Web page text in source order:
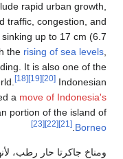
rapid urban growth,
traffic, congestion, and
up to 17 cm (6.7
the rising of sea levels,
It is also one of the
[18] [19] [20] Indonesian
a move of Indonesia's
portion of the island of
Borneo
.
[21]
[22]
[23]
ومناخ جاكرتا حار رطب،